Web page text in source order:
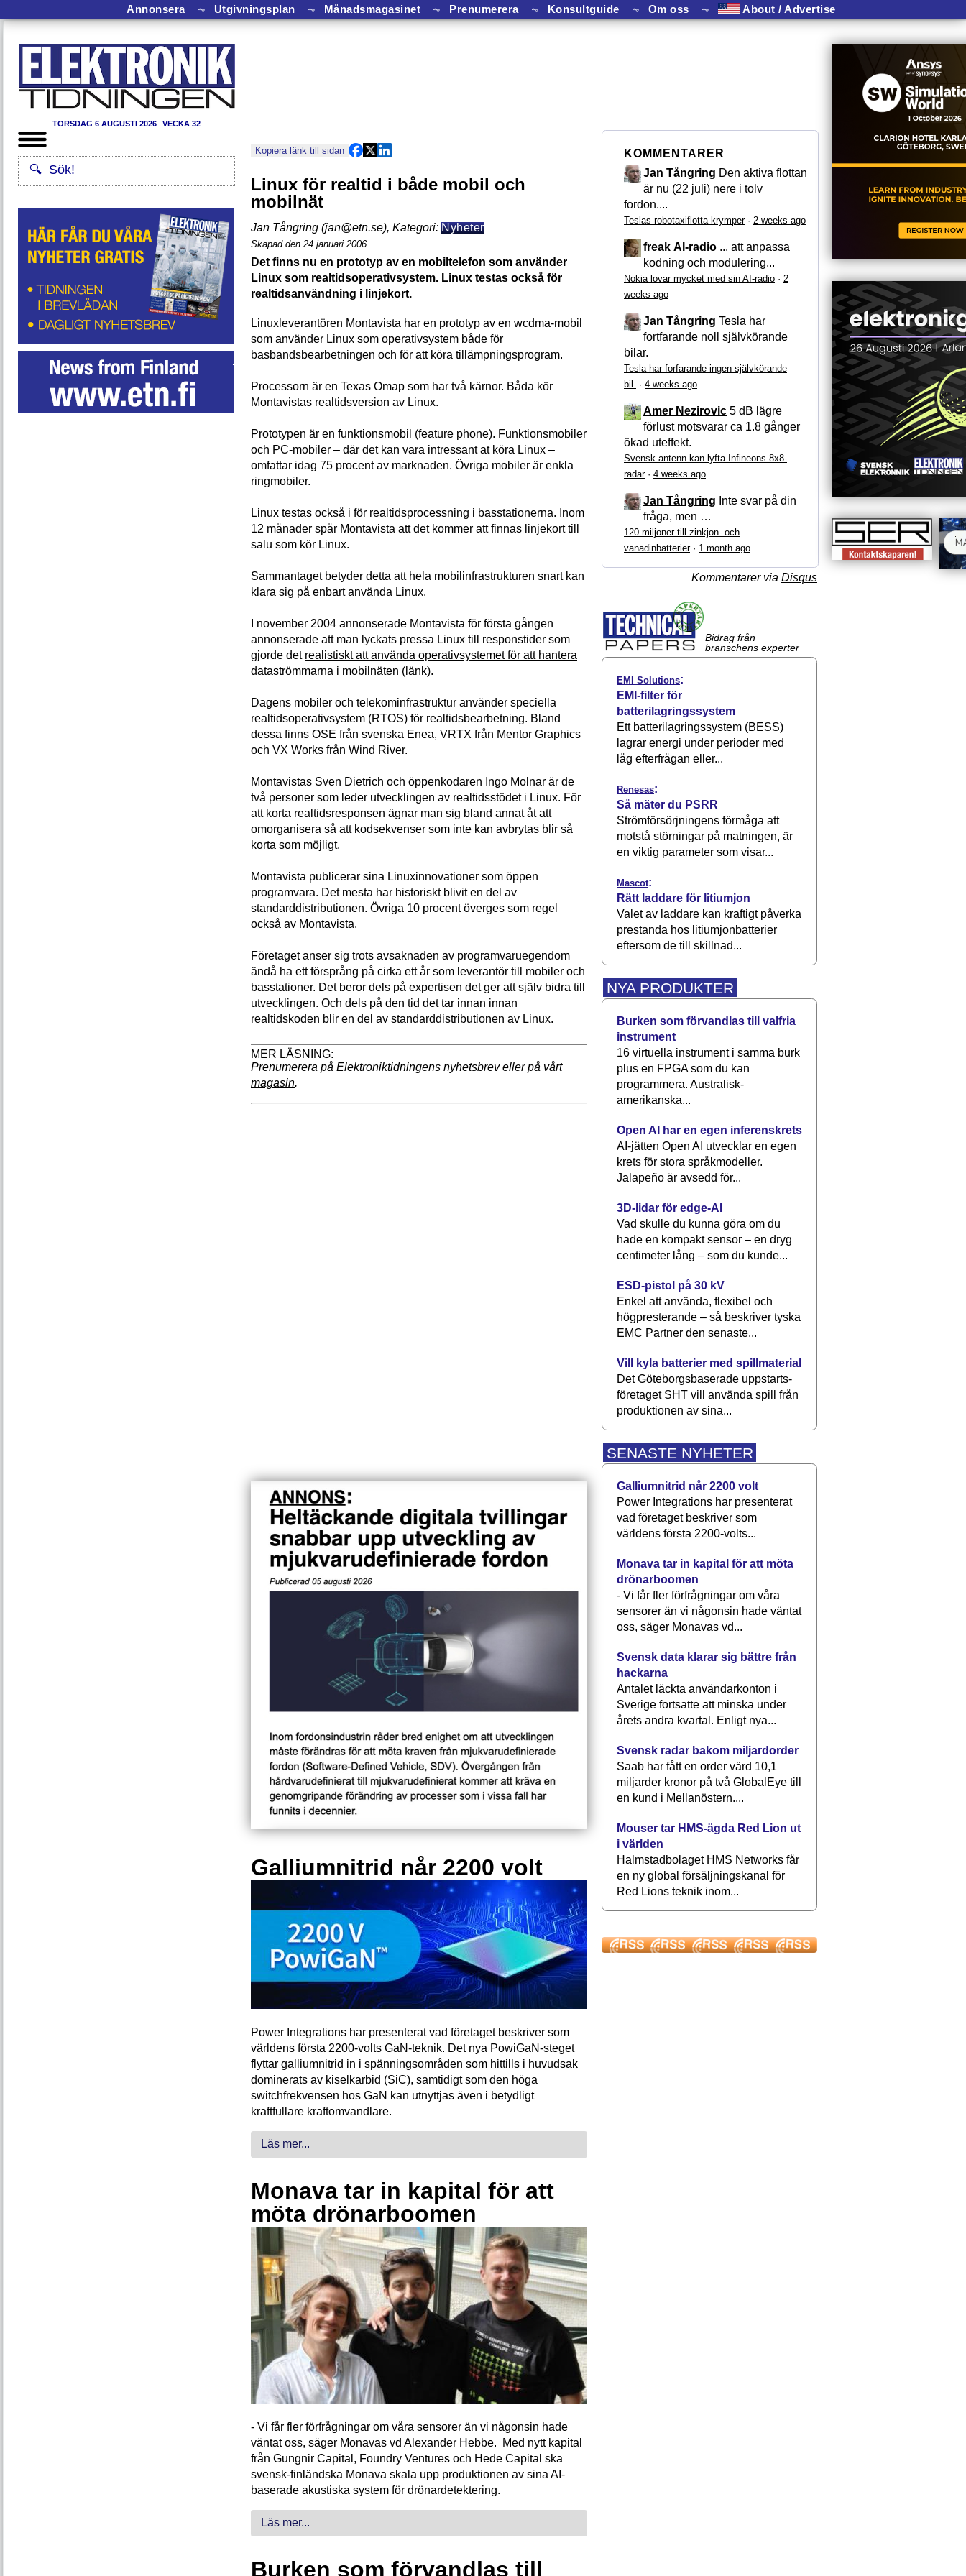
Annonsera ⏦ Utgivningsplan ⏦ Månadsmagasinet ⏦ Prenumerera ⏦ Konsultguide ⏦ Om oss ⏦ About / Advertise
TORSDAG 6 AUGUSTI 2026 VECKA 32
Kopiera länk till sidan
Linux för realtid i både mobil och
mobilnät
Jan Tångring (jan@etn.se), Kategori: Nyheter
Skapad den 24 januari 2006
Det finns nu en prototyp av en mobiltelefon som använder
Linux som realtidsoperativsystem. Linux testas också för
realtidsanvändning i linjekort.
Linuxleverantören Montavista har en prototyp av en wcdma-mobil
som använder Linux som operativsystem både för
basbandsbearbetningen och för att köra tillämpningsprogram.
Processorn är en Texas Omap som har två kärnor. Båda kör
Montavistas realtidsversion av Linux.
Prototypen är en funktionsmobil (feature phone). Funktionsmobiler
och PC-mobiler – där det kan vara intressant at köra Linux –
omfattar idag 75 procent av marknaden. Övriga mobiler är enkla
ringmobiler.
Linux testas också i för realtidsprocessning i basstationerna. Inom
12 månader spår Montavista att det kommer att finnas linjekort till
salu som kör Linux.
Sammantaget betyder detta att hela mobilinfrastrukturen snart kan
klara sig på enbart använda Linux.
I november 2004 annonserade Montavista för första gången
annonserade att man lyckats pressa Linux till responstider som
gjorde det realistiskt att använda operativsystemet för att hantera
dataströmmarna i mobilnäten (länk).
Dagens mobiler och telekominfrastruktur använder speciella
realtidsoperativsystem (RTOS) för realtidsbearbetning. Bland
dessa finns OSE från svenska Enea, VRTX från Mentor Graphics
och VX Works från Wind River.
Montavistas Sven Dietrich och öppenkodaren Ingo Molnar är de
två personer som leder utvecklingen av realtidsstödet i Linux. För
att korta realtidsresponsen ägnar man sig bland annat åt att
omorganisera så att kodsekvenser som inte kan avbrytas blir så
korta som möjligt.
Montavista publicerar sina Linuxinnovationer som öppen
programvara. Det mesta har historiskt blivit en del av
standarddistributionen. Övriga 10 procent överges som regel
också av Montavista.
Företaget anser sig trots avsaknaden av programvaruegendom
ändå ha ett försprång på cirka ett år som leverantör till mobiler och
basstationer. Det beror dels på expertisen det ger att själv bidra till
utvecklingen. Och dels på den tid det tar innan innan
realtidskoden blir en del av standarddistributionen av Linux.
Prenumerera på Elektroniktidningens nyhetsbreveller på vårt
magasin.
Galliumnitrid når 2200 volt
Power Integrations har presenterat vad företaget beskriver som
världens första 2200-volts GaN-teknik. Det nya PowiGaN-steget
flyttar galliumnitrid in i spänningsområden som hittills i huvudsak
dominerats av kiselkarbid (SiC), samtidigt som den höga
switchfrekvensen hos GaN kan utnyttjas även i betydligt
kraftfullare kraftomvandlare.
Läs mer...
Monava tar in kapital för att
möta drönarboomen
- Vi får fler förfrågningar om våra sensorer än vi någonsin hade
väntat oss, säger Monavas vd Alexander Hebbe. Med nytt kapital
från Gungnir Capital, Foundry Ventures och Hede Capital ska
svensk-finländska Monava skala upp produktionen av sina AI-
baserade akustiska system för drönardetektering.
Läs mer...
Burken som förvandlas till
KOMMENTARER
Jan Tångring Den aktiva flottan
är nu (22 juli) nere i tolv
fordon....
Teslas robotaxiflotta krymper· 2 weeks ago
freak AI-radio ... att anpassa
kodning och modulering...
Nokia lovar mycket med sin AI-radio · 2
weeks ago
Jan Tångring Tesla har
fortfarande noll självkörande
bilar.
Tesla har forfarande ingen självkörande
bil
· 4 weeks ago
Amer Nezirovic 5 dB lägre
förlust motsvarar ca 1.8 gånger
ökad uteffekt.
Svensk antenn kan lyfta Infineons 8x8-
radar· 4 weeks ago
Jan Tångring Inte svar på din
fråga, men …
120 miljoner till zinkjon- och
vanadinbatterier· 1 month ago
Kommentarer via Disqus
Bidrag från
branschens experter
EMI Solutions:
EMI-filter för
batterilagringssystem
Ett batterilagringssystem (BESS)
lagrar energi under perioder med
låg efterfrågan eller...
Renesas:
Så mäter du PSRR
Strömförsörjningens förmåga att
motstå störningar på matningen, är
en viktig parameter som visar...
Mascot:
Rätt laddare för litiumjon
Valet av laddare kan kraftigt påverka
prestanda hos litiumjonbatterier
eftersom de till skillnad...
NYA PRODUKTER
Burken som förvandlas till valfria
instrument
16 virtuella instrument i samma burk
plus en FPGA som du kan
programmera. Australisk-
amerikanska...
Open AI har en egen inferenskrets
AI-jätten Open AI utvecklar en egen
krets för stora språkmodeller.
Jalapeño är avsedd för...
3D-lidar för edge-AI
Vad skulle du kunna göra om du
hade en kompakt sensor – en dryg
centimeter lång – som du kunde...
ESD-pistol på 30 kV
Enkel att använda, flexibel och
högpresterande – så beskriver tyska
EMC Partner den senaste...
Vill kyla batterier med spillmaterial
Det Göteborgsbaserade upp­starts­
företaget SHT vill använda spill från
produktionen av sina...
SENASTE NYHETER
Galliumnitrid når 2200 volt
Power Integrations har presenterat
vad företaget beskriver som
världens första 2200-volts...
Monava tar in kapital för att möta
drönarboomen
- Vi får fler förfrågningar om våra
sensorer än vi någonsin hade väntat
oss, säger Monavas vd...
Svensk data klarar sig bättre från
hackarna
Antalet läckta användarkonton i
Sverige fortsatte att minska under
årets andra kvartal. Enligt nya...
Svensk radar bakom miljardorder
Saab har fått en order värd 10,1
miljarder kronor på två GlobalEye till
en kund i Mellanöstern....
Mouser tar HMS-ägda Red Lion ut
i världen
Halmstadbolaget HMS Networks får
en ny global försäljningskanal för
Red Lions teknik inom...